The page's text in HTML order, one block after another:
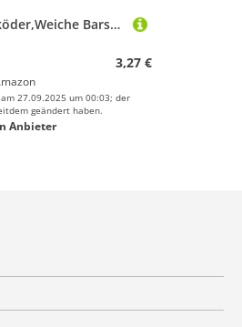
yybng Bassköder,Weiche Barschköder mit rotierendem Schwanz - Realistischer Schwimmköder Fliegenfischen Ausrüstung für Meer Kajak Fluss Süßwasser Salzwasser Anfänger und erfahrene Angler
3,27 €
27.09.2025 um 00:03; der
geändert haben.
Anbieter